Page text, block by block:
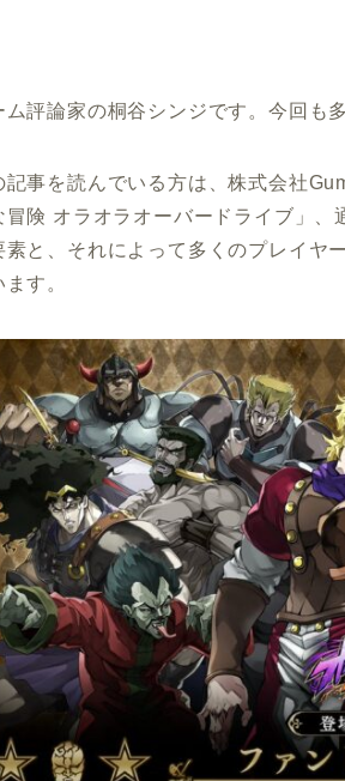
ム評論家の桐谷シンジです。今回も
記事を読んでいる方は、株式会社
冒険 オラオラオーバードライブ」
素と、それによって多くのプレイヤ
す。